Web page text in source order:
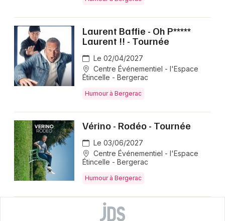
Laurent Baffie - Oh P*****
Laurent !! - Tournée
Le 02/04/2027
Centre Événementiel - l'Espace
Étincelle - Bergerac
Humour à Bergerac
Vérino - Rodéo - Tournée
Le 03/06/2027
Centre Événementiel - l'Espace
Étincelle - Bergerac
Humour à Bergerac